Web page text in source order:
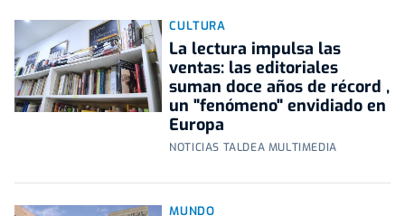
CULTURA
La lectura impulsa las
ventas: las editoriales
suman doce años de récord ,
un "fenómeno" envidiado en
Europa
NOTICIAS TALDEA MULTIMEDIA
MUNDO